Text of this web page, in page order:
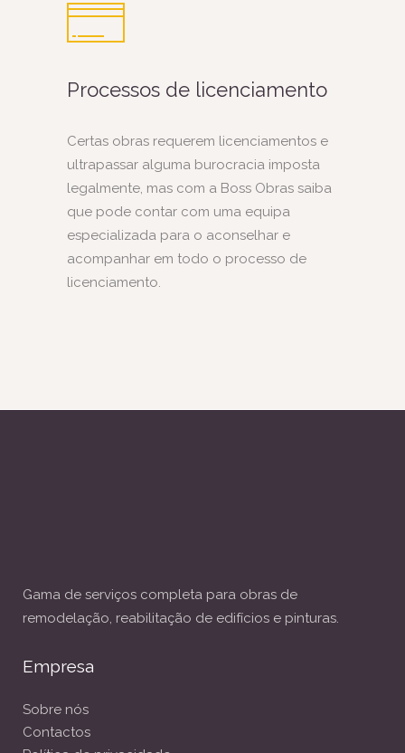
Processos de licenciamento
Certas obras requerem licenciamentos e
ultrapassar alguma burocracia imposta
legalmente, mas com a Boss Obras saiba
que pode contar com uma equipa
especializada para o aconselhar e
acompanhar em todo o processo de
licenciamento.
Gama de serviços completa para obras de
remodelação, reabilitação de edifícios e pinturas.
Empresa
Sobre nós
Contactos